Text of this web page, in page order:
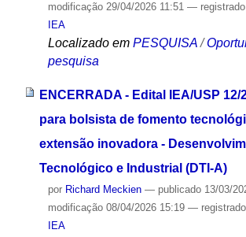
modificação29/04/2026 11:51 —
IEA
Localizado em PESQUISA /
pesquisa
ENCERRADA - Edital IEA/USP 12/
para bolsista de fomento
extensão inovadora -
Tecnológico e Industrial (DTI-A)
por Richard Meckien — publicado13/03/
modificação08/04/2026 15:19 —
IEA